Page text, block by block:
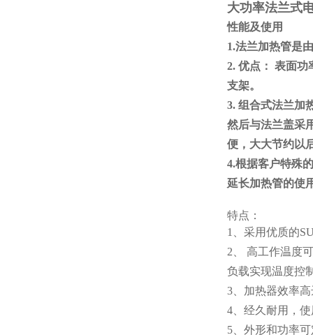
大功率法兰式
性能及使用
1.法兰加热管是
2. 优点： 表面
支架。
3. 组合式法兰加
然后与法兰盖采
便，大大节约以
4.根据客户特殊
延长加热管的使
特点：
1、采用优质的
2、 高工作温度
负载实现温度控
3、加热器效率
4、经久耐用，
5、外形和功率